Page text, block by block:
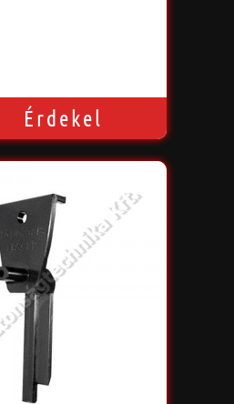
Érdekel